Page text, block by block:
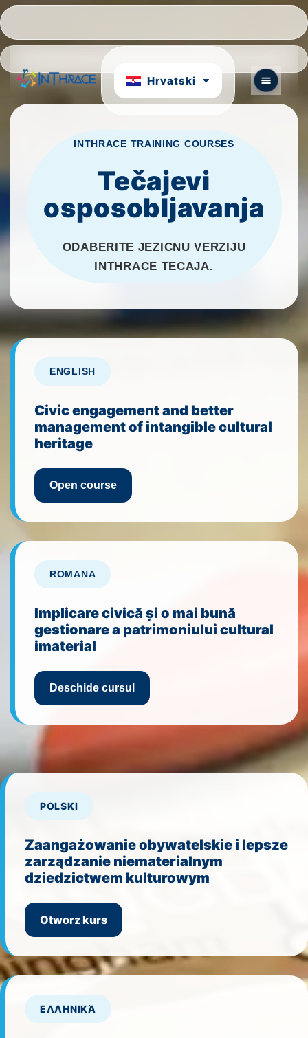
Hrvatski
English
INTHRACE TRAINING COURSES
Tečajevi
osposobljavanja
ODABERITE JEZICNU VERZIJU
INTHRACE TECAJA.
ENGLISH
Civic engagement and better
management of intangible cultural
heritage
Open course
ROMANA
Implicare civică și o mai bună
gestionare a patrimoniului cultural
imaterial
Deschide cursul
POLSKI
Zaangażowanie obywatelskie i lepsze
zarządzanie niematerialnym
dziedzictwem kulturowym
Otworz kurs
ΕΛΛΗΝΙΚΆ